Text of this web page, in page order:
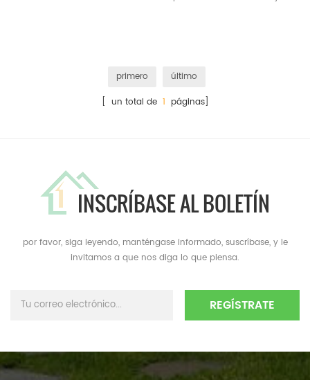
primero
último
[ un total de 1 páginas]
INSCRÍBASE AL BOLETÍN
por favor, siga leyendo, manténgase informado, suscríbase, y le
invitamos a que nos diga lo que piensa.